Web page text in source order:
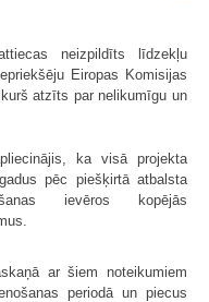
neizpildīts līdzekļu
Eiropas Komisijas
atzīts par nelikumīgu un
ka visā projekta
pēc piešķirtā atbalsta
ievēros kopējās
ar šiem noteikumiem
periodā un piecus